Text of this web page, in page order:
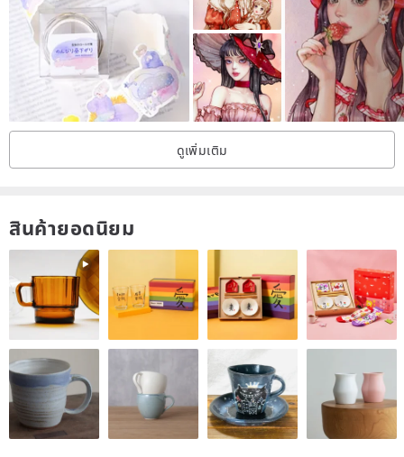
Size: A5
ดูเพิ่มเติม
สินค้ายอดนิยม